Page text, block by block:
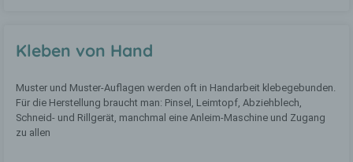
Kleben von Hand
Muster und Muster-Auflagen werden oft in Handarbeit klebegebunden.
Für die Herstellung braucht man: Pinsel, Leimtopf, Abziehblech,
Schneid- und Rillgerät, manchmal eine Anleim-Maschine und Zugang
zu allen
Informationen, die sich auf eine
identifizierte oder identifizierbare
„betroffene Person") beziehen. Als
identifizierbar wird eine natürliche Person
angesehen, die direkt oder indirekt,